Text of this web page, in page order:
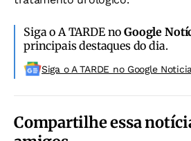
Siga o A TARDE noGoogle
principais destaques do dia.
Siga o A TARDE no Google
Compartilhe essa